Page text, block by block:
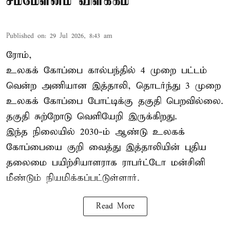
Published on: 29 Jul 2026, 8:43 am
ரோம்,
உலகக் கோப்பை கால்பந்தில் 4 முறை பட்டம்
வென்ற அணியான இத்தாலி, தொடர்ந்து 3 முறை
உலகக் கோப்பை போட்டிக்கு தகுதி பெறவில்லை.
தகுதி சுற்றோடு வெளியேறி இருக்கிறது.
இந்த நிலையில் 2030-ம் ஆண்டு உலகக்
கோப்பையை குறி வைத்து இத்தாலியின் புதிய
தலைமை பயிற்சியாளராக ராபர்ட்டோ மன்சினி
மீண்டும் நியமிக்கப்பட்டுள்ளார்.
Read More